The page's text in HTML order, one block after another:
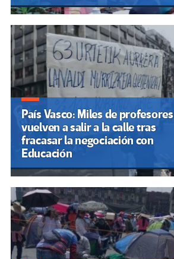
País Vasco: Miles de profesores
vuelven a salir a la calle tras
fracasar la negociación con
Educación